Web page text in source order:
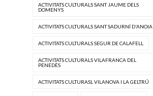
ACTIVITATS CULTURALS SANT JAUME DELS
DOMENYS
ACTIVITATS CULTURALS SANT SADURNÍ D'ANOIA
ACTIVITATS CULTURALS SEGUR DE CALAFELL
ACTIVITATS CULTURALS VILAFRANCA DEL
PENEDÈS
ACTIVITATS CULTURASL VILANOVA I LA GELTRÚ